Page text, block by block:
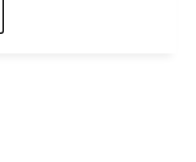
etwa 10 %
Monats. SGLT2-
Patientinnen und